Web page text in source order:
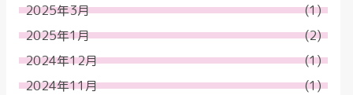
2025年3月
(1)
2025年1月
(2)
2024年12月
(1)
2024年11月
(1)